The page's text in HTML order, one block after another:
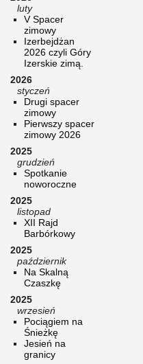
luty
V Spacer
zimowy
Izerbejdżan
2026 czyli Góry
Izerskie zimą.
2026
styczeń
Drugi spacer
zimowy
Pierwszy spacer
zimowy 2026
2025
grudzień
Spotkanie
noworoczne
2025
listopad
XII Rajd
Barbórkowy
2025
październik
Na Skalną
Czaszkę
2025
wrzesień
Pociągiem na
Śnieżkę
Jesień na
granicy